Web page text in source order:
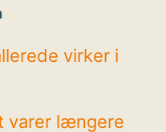
virker i
varer længere